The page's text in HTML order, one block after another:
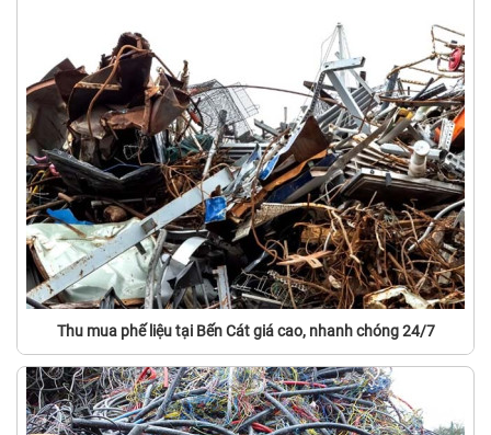
Thu mua phế liệu tại Bến Cát giá cao, nhanh chóng 24/7